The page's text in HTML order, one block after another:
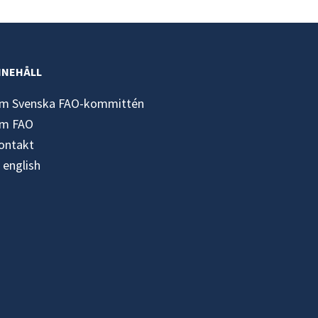
Svenska FAO-kommittén
FAO
english